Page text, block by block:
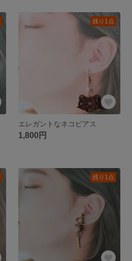
残り1点
エレガントなネコピアス
1,800円
残り1点